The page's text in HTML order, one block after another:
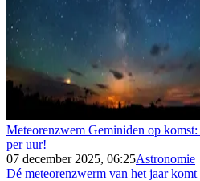
Meteorenzwem Geminiden op
per uur!
07 december 2025, 06:25Astronomie
Dé meteorenzwerm van het jaar komt